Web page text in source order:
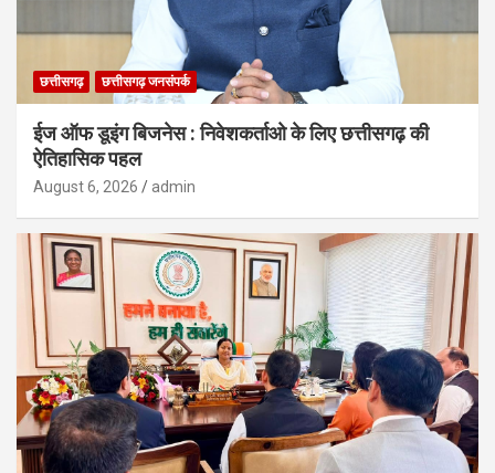
छत्तीसगढ़ छत्तीसगढ़ जनसंपर्क
ईज ऑफ डूइंग बिजनेस : निवेशकर्ताओ के लिए छत्तीसगढ़ की
ऐतिहासिक पहल
August 6, 2026 admin